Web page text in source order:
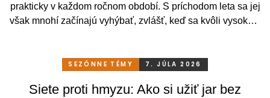
prakticky v každom ročnom období. S príchodom leta sa jej
však mnohí začínajú vyhýbať, zvlášť, keď sa kvôli vysokým
stačí relatívne málo. So správnym, praktickým a šikovným
pohodlne a bez obmedzení po celý rok.
SEZÓNNE TÉMY 7. JÚLA 2026
Siete proti hmyzu: Ako si užiť jar bez